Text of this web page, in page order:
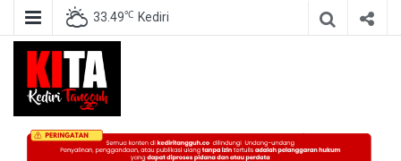
33.49℃ Kediri
Kediri Tangguh
Berita Akurat Terpercaya